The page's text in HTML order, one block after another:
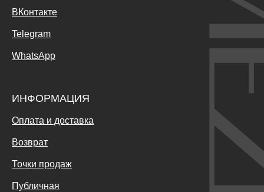
ВКонтакте
Telegram
WhatsApp
ИНФОРМАЦИЯ
Оплата и доставка
Возврат
Точки продаж
Публичная